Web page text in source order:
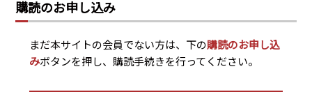
採用情報
購読のお申し込み
まだ本サイトの会員でない方は、下の購読のお申し込
みボタンを押し、購読手続きを行ってください。